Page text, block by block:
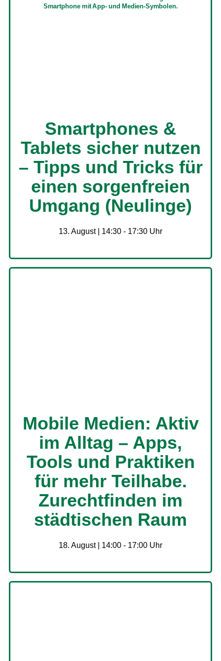
Smartphones &
Tablets sicher nutzen
– Tipps und Tricks für
einen sorgenfreien
Umgang (Neulinge)
13. August | 14:30 - 17:30
Mobile Medien: Aktiv
im Alltag – Apps,
Tools und Praktiken
für mehr Teilhabe.
Zurechtfinden im
städtischen Raum
18. August | 14:00 - 17:00